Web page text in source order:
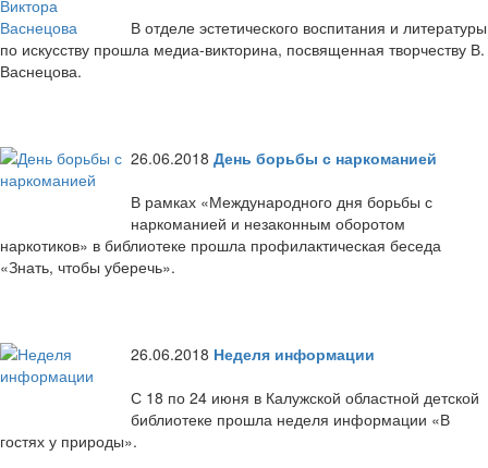
В отделе эстетического воспитания и литературы
по искусству прошла медиа-викторина, посвященная творчеству В.
Васнецова.
26.06.2018 День борьбы с наркоманией
В рамках «Международного дня борьбы с
наркоманией и незаконным оборотом
наркотиков» в библиотеке прошла профилактическая беседа
«Знать, чтобы уберечь».
26.06.2018 Неделя информации
С 18 по 24 июня в Калужской областной детской
библиотеке прошла неделя информации «В
гостях у природы».